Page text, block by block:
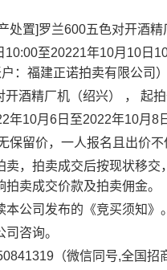
处置]罗兰600五色对开酒
10:00至20221年10月 10 日
：福建正诺拍卖有限公司
酒精厂机（绍兴） ，
起
年10月 6 日至2022年10月 8
保留价，一人报名且出价
卖， 拍卖成交后按现状移交
卖成交价款及拍卖佣金。
本公司发布的《竞买须知》
咨询。
（微信同号,全国招